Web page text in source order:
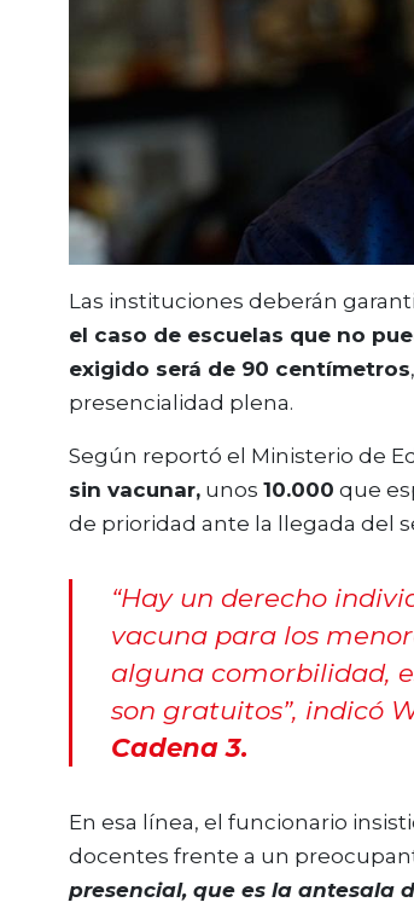
Las instituciones deberán
el caso de escuelas que no
exigido será de 90 centímetros
presencialidad plena.
Según reportó el Ministerio de
sin vacunar, unos 10.000 que
de prioridad ante la llegada del
“Hay un derecho
vacuna para los
alguna comorbilidad,
son gratuitos”, indicó
Cadena 3.
En esa línea, el funcionario
docentes frente a un
presencial, que es la antesala